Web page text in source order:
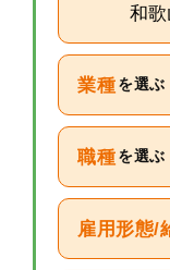
和
業種 を選ぶ
職種 を選ぶ
雇用形態/